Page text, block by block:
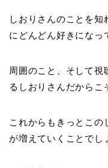
しおりさんのことを知
にどんどん好きになっ
周囲のこと、そして視
るしおりさんだからこ
これからもきっとこの
が増えていくことでし